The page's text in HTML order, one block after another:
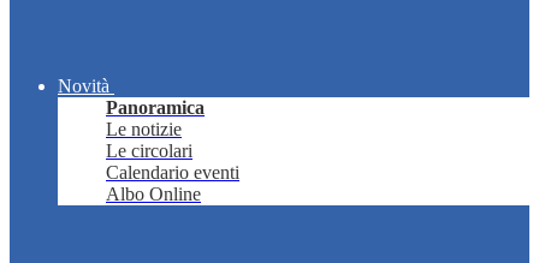
Novità
Panoramica
Le notizie
Le circolari
Calendario eventi
Albo Online